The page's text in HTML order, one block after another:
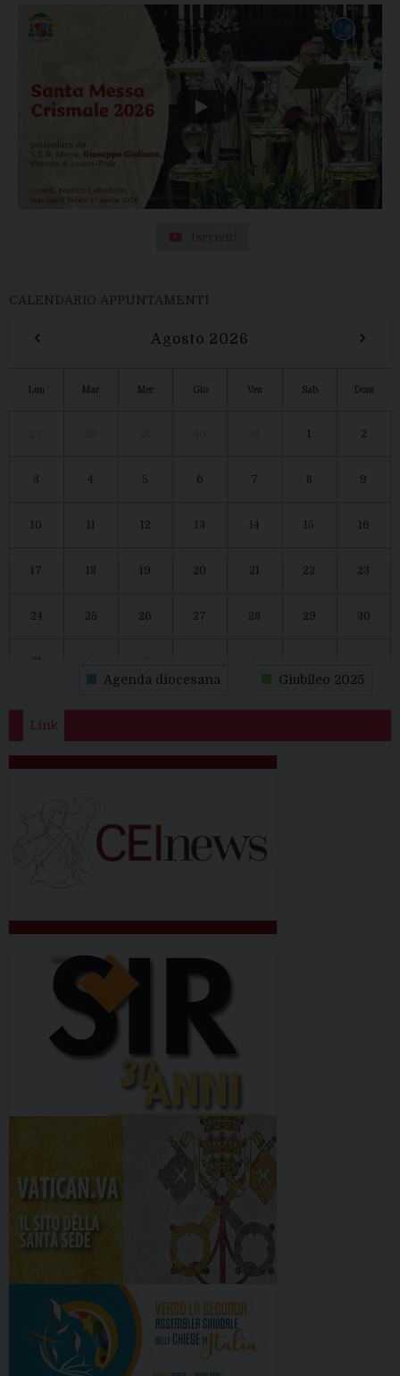
Iscriviti
CALENDARIO APPUNTAMENTI
‹ Agosto 2026 ›
Lun Mar Mer Gio Ven Sab Dom
1 2
3 4 5 6 7 8 9
10 11 12 13 14 15 16
17 18 19 20 21 22 23
24 25 26 27 28 29 30
31
Agenda diocesana Giubileo 2025
Link